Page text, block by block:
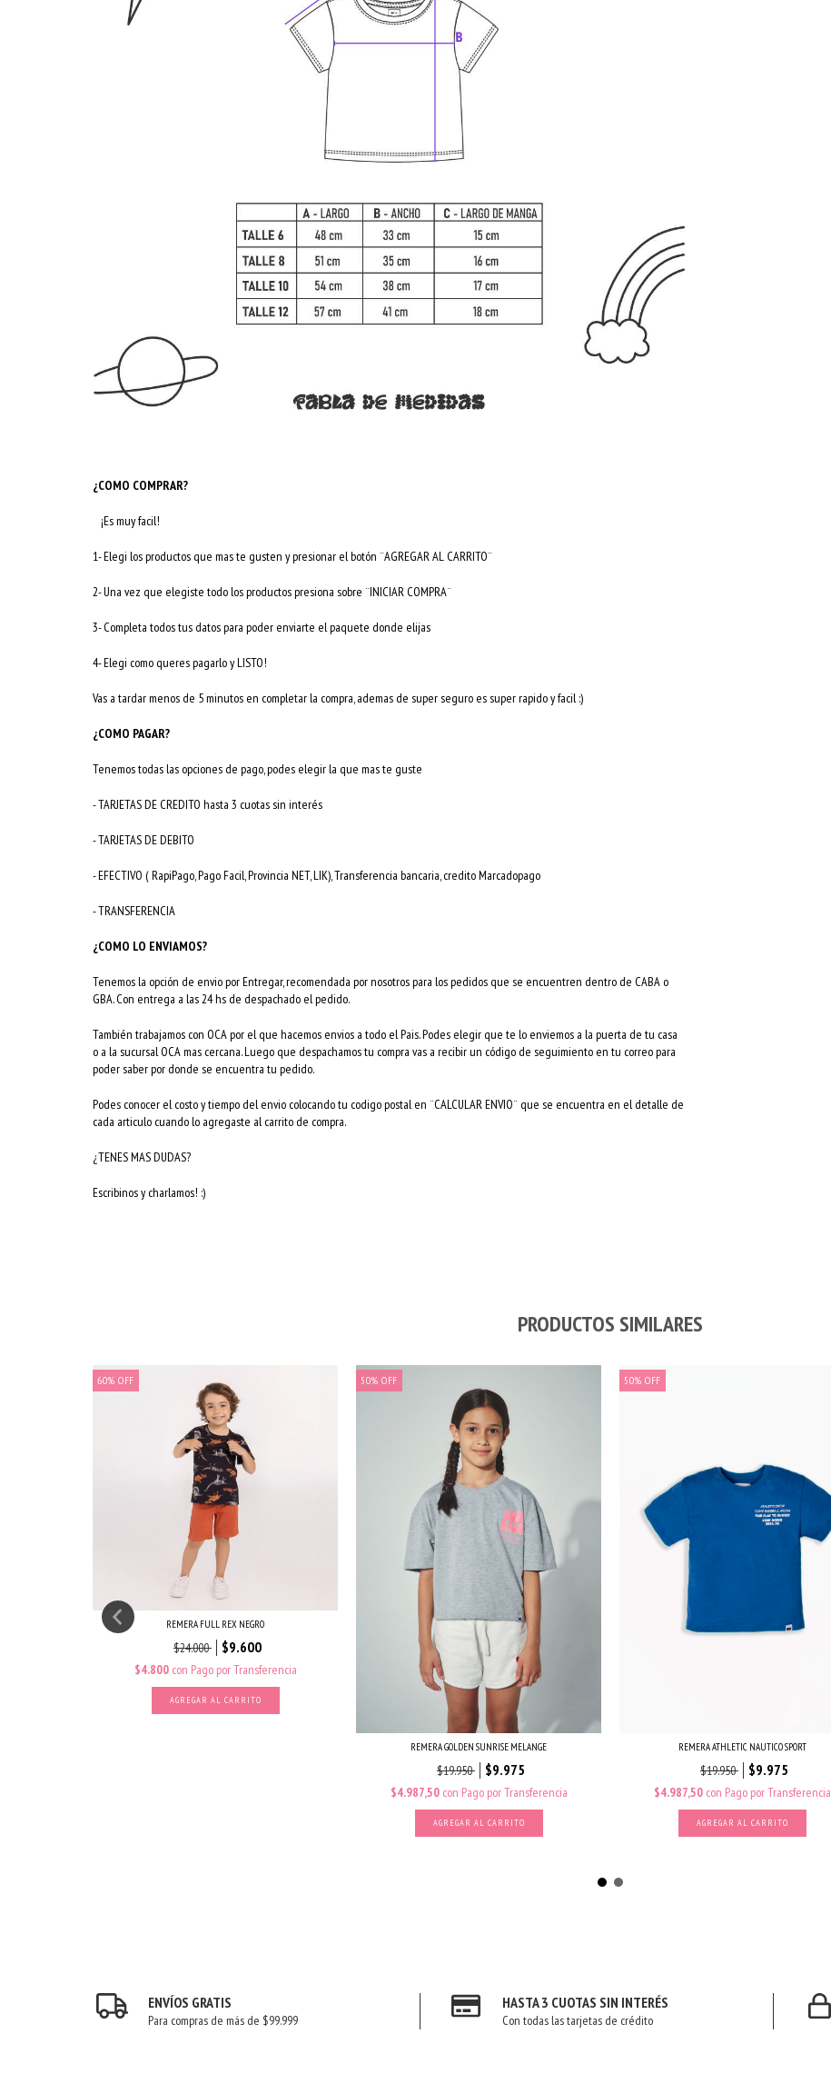
¿COMO COMPRAR?
¡Es muy facil!
1- Elegi los productos que mas te gusten y presionar el botón ¨AGREGAR AL CARRITO¨
2- Una vez que elegiste todo los productos presiona sobre ¨INICIAR COMPRA¨
3- Completa todos tus datos para poder enviarte el paquete donde elijas
4- Elegi como queres pagarlo y LISTO!
Vas a tardar menos de 5 minutos en completar la compra, ademas de super seguro es super rapido y facil :)
¿COMO PAGAR?
Tenemos todas las opciones de pago, podes elegir la que mas te guste
- TARJETAS DE CREDITO hasta 3 cuotas sin interés
- TARJETAS DE DEBITO
- EFECTIVO ( RapiPago, Pago Facil, Provincia NET, LIK), Transferencia bancaria, credito Marcadopago
- TRANSFERENCIA
¿COMO LO ENVIAMOS?
Tenemos la opción de envio por Entregar, recomendada por nosotros para los pedidos que se encuentren dentro de CABA o
GBA. Con entrega a las 24 hs de despachado el pedido.
También trabajamos con OCA por el que hacemos envios a todo el Pais. Podes elegir que te lo enviemos a la puerta de tu casa
o a la sucursal OCA mas cercana. Luego que despachamos tu compra vas a recibir un código de seguimiento en tu correo para
poder saber por donde se encuentra tu pedido.
Podes conocer el costo y tiempo del envio colocando tu codigo postal en ¨CALCULAR ENVIO¨ que se encuentra en el detalle de
cada articulo cuando lo agregaste al carrito de compra.
¿TENES MAS DUDAS?
Escribinos y charlamos! :)
PRODUCTOS SIMILARES
60% OFF
REMERA FULL REX NEGRO
$24.000 $9.600
$4.800 con Pago por Transferencia
AGREGAR AL CARRITO
50% OFF
REMERA GOLDEN SUNRISE MELANGE
$19.950 $9.975
$4.987,50 con Pago por Transferencia
AGREGAR AL CARRITO
50% OFF
REMERA ATHLETIC NAUTICO SPORT
$19.950 $9.975
$4.987,50 con Pago por Transferencia
AGREGAR AL CARRITO
ENVÍOS GRATIS
Para compras de más de $99.999
HASTA 3 CUOTAS SIN INTERÉS
Con todas las tarjetas de crédito